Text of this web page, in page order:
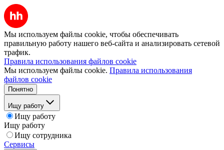
Мы используем файлы cookie, чтобы обеспечивать
правильную работу нашего веб-сайта и анализировать сетевой
трафик.
Правила использования файлов cookie
Мы используем файлы cookie. Правила использования
файлов cookie
Понятно
Ищу работу
Ищу работу
Ищу работу
Ищу сотрудника
Сервисы